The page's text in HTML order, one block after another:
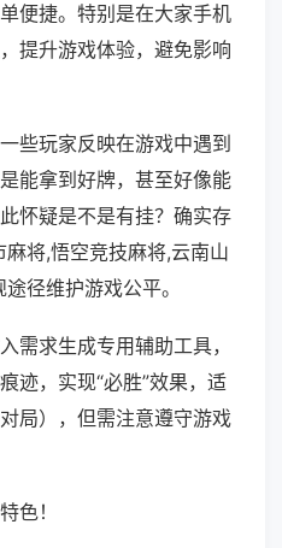
便捷。特别是在大家手机
提升游戏体验，避免影响
些玩家反映在游戏中遇到
能拿到好牌，甚至好像能
怀疑是不是有挂？确实存
将,悟空竞技麻将,云南山
径维护游戏公平。
需求生成专用辅助工具，
迹，实现“必胜”效果，适
局），但需注意遵守游戏
色！